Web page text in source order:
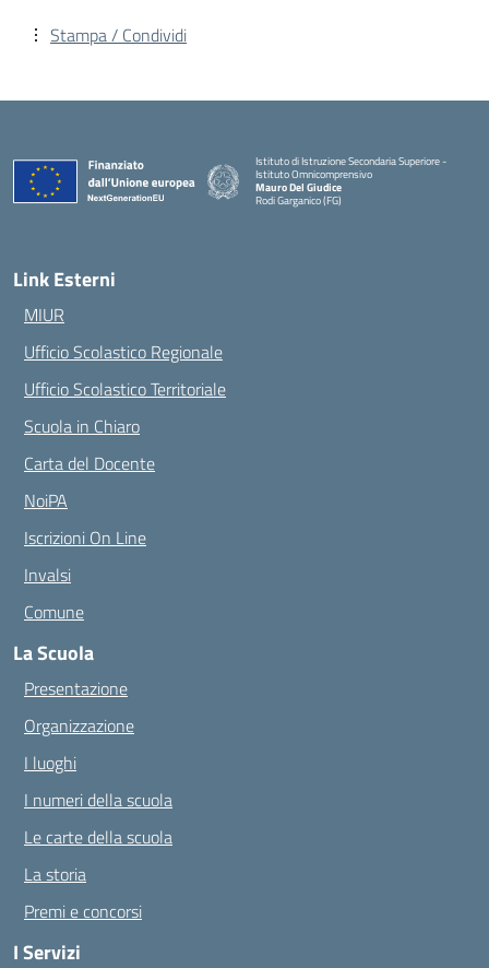
Stampa / Condividi
Istituto di Istruzione Secondaria Superiore -
Istituto Omnicomprensivo
Mauro Del Giudice
Rodi Garganico (FG)
— Visita la pagina iniziale della scuola
Link Esterni
MIUR
Ufficio Scolastico Regionale
Ufficio Scolastico Territoriale
Scuola in Chiaro
Carta del Docente
NoiPA
Iscrizioni On Line
Invalsi
Comune
La Scuola
Presentazione
Organizzazione
I luoghi
I numeri della scuola
Le carte della scuola
La storia
Premi e concorsi
I Servizi